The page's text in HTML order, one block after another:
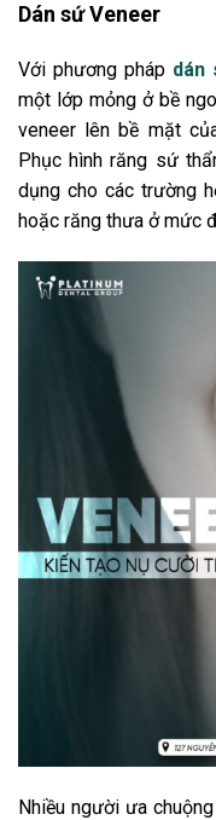
Dán sứ Veneer
Với phương pháp dán
một lớp mỏng ở bề
veneer lên bề mặt
Phục hình răng sứ
dụng cho các trường
hoặc răng thưa ở mức
Nhiều người ưa